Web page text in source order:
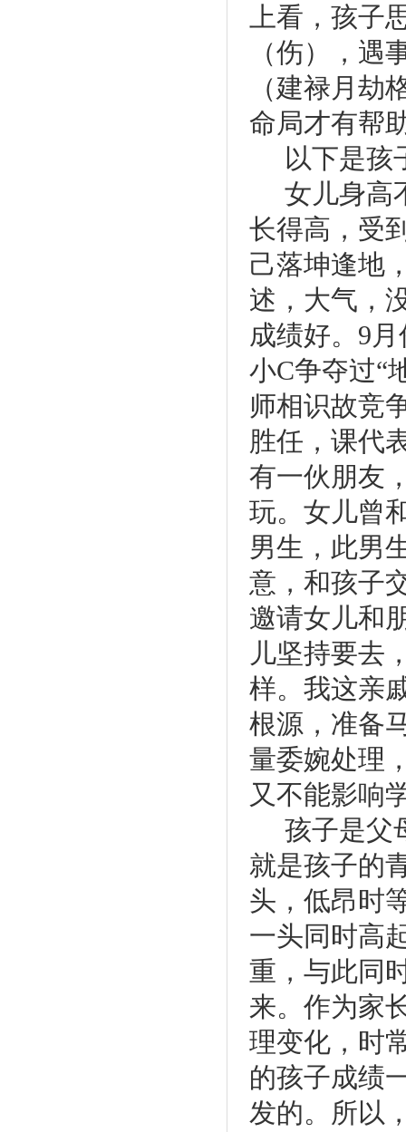
上看，孩子
（伤），遇
（建禄月劫
命局才有帮
以下是孩
女儿身高
长得高，受
己落坤逢地
述，大气，
成绩好。 9
小C争夺过“
师相识故竞
胜任，课代
有一伙朋友
玩。女儿曾
男生，此男
意，和孩子
邀请女儿和
儿坚持要去
样。我这亲
根源，准备
量委婉处理
又不能影响
孩子是父
就是孩子的
头，低昂时
一头同时高
重，与此同
来。作为家
理变化，时
的孩子成绩
发的。所以